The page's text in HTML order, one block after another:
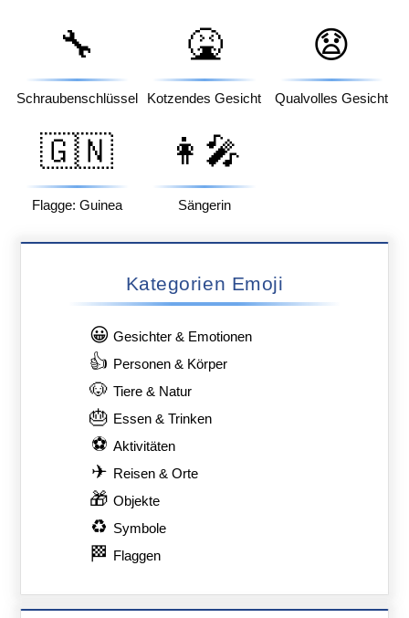
🔧
Schraubenschlüssel
🤮
Kotzendes Gesicht
😧
Qualvolles Gesicht
🇬🇳
Flagge: Guinea
👩‍🎤
Sängerin
Kategorien Emoji
😀 Gesichter & Emotionen
👍 Personen & Körper
🐶 Tiere & Natur
🎂 Essen & Trinken
⚽ Aktivitäten
✈ Reisen & Orte
🎁 Objekte
♻ Symbole
🏁 Flaggen